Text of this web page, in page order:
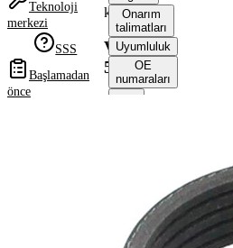
Teknoloji
merkezi
SSS
Başlamadan
önce
kayışı
VKMV
5PK1568
Onarım
talimatları
Uyumluluk
OE
numaraları
mm
Genişlik
17,80
mm
Renk
siyah